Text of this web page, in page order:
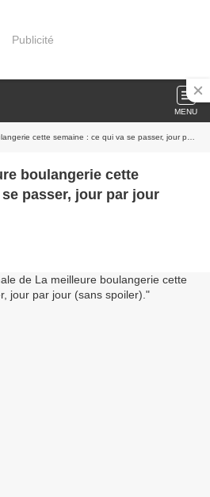
Publicité
MENU
semaine : ce qui va se passer, jour par jour (sans spoiler).
boulangerie cette
passer, jour par jour